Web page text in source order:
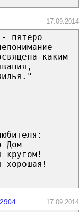
17.09.2014
пятеро
каким-
Дом
кругом!
хорошая!
17.09.2014